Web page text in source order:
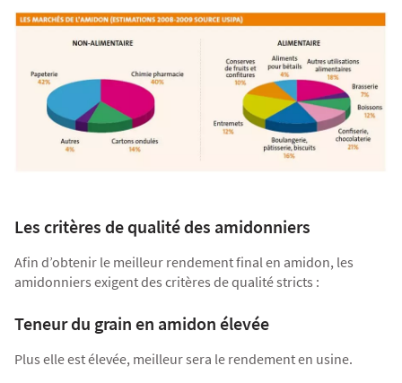
Les critères de qualité des amidonniers
Afin d’obtenir le meilleur rendement final en amidon, les
amidonniers exigent des critères de qualité stricts :
Teneur du grain en amidon élevée
Plus elle est élevée, meilleur sera le rendement en usine.